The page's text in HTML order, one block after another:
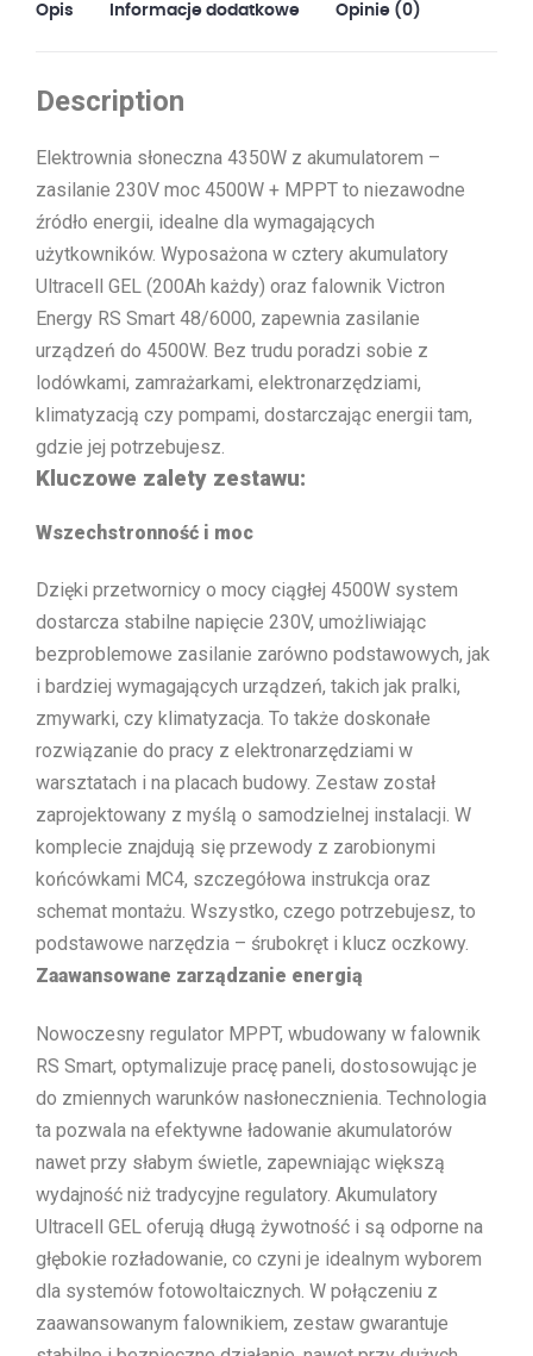
moc
Opis Informacje dodatkowe Opinie (0)
Description
Elektrownia słoneczna 4350W z akumulatorem –
zasilanie 230V moc 4500W + MPPT to niezawodne
źródło energii, idealne dla wymagających
użytkowników. Wyposażona w cztery akumulatory
Ultracell GEL (200Ah każdy) oraz falownik Victron
Energy RS Smart 48/6000, zapewnia zasilanie
urządzeń do 4500W. Bez trudu poradzi sobie z
lodówkami, zamrażarkami, elektronarzędziami,
klimatyzacją czy pompami, dostarczając energii tam,
gdzie jej potrzebujesz.
Kluczowe zalety zestawu:
Wszechstronność i moc
Dzięki przetwornicy o mocy ciągłej 4500W system
dostarcza stabilne napięcie 230V, umożliwiając
bezproblemowe zasilanie zarówno podstawowych, jak
i bardziej wymagających urządzeń, takich jak pralki,
zmywarki, czy klimatyzacja. To także doskonałe
rozwiązanie do pracy z elektronarzędziami w
warsztatach i na placach budowy. Zestaw został
zaprojektowany z myślą o samodzielnej instalacji. W
komplecie znajdują się przewody z zarobionymi
końcówkami MC4, szczegółowa instrukcja oraz
schemat montażu. Wszystko, czego potrzebujesz, to
podstawowe narzędzia – śrubokręt i klucz oczkowy.
Zaawansowane zarządzanie energią
Nowoczesny regulator MPPT, wbudowany w falownik
RS Smart, optymalizuje pracę paneli, dostosowując je
do zmiennych warunków nasłonecznienia. Technologia
ta pozwala na efektywne ładowanie akumulatorów
nawet przy słabym świetle, zapewniając większą
wydajność niż tradycyjne regulatory. Akumulatory
Ultracell GEL oferują długą żywotność i są odporne na
głębokie rozładowanie, co czyni je idealnym wyborem
dla systemów fotowoltaicznych. W połączeniu z
zaawansowanym falownikiem, zestaw gwarantuje